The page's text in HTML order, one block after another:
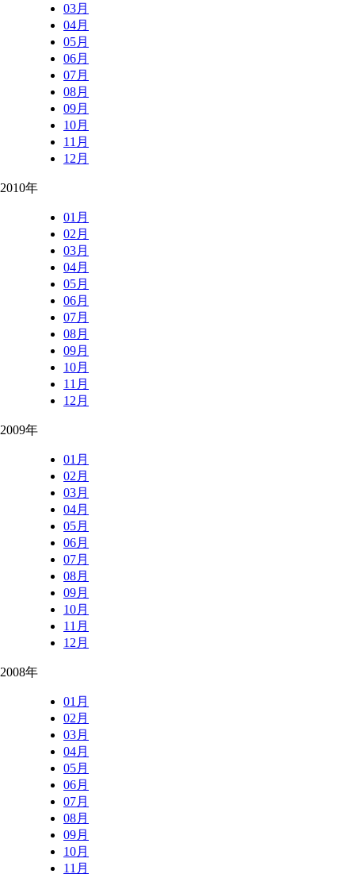
03月
04月
05月
06月
07月
08月
09月
10月
11月
12月
2010年
01月
02月
03月
04月
05月
06月
07月
08月
09月
10月
11月
12月
2009年
01月
02月
03月
04月
05月
06月
07月
08月
09月
10月
11月
12月
2008年
01月
02月
03月
04月
05月
06月
07月
08月
09月
10月
11月